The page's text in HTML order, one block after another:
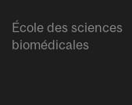
École des sciences
biomédicales